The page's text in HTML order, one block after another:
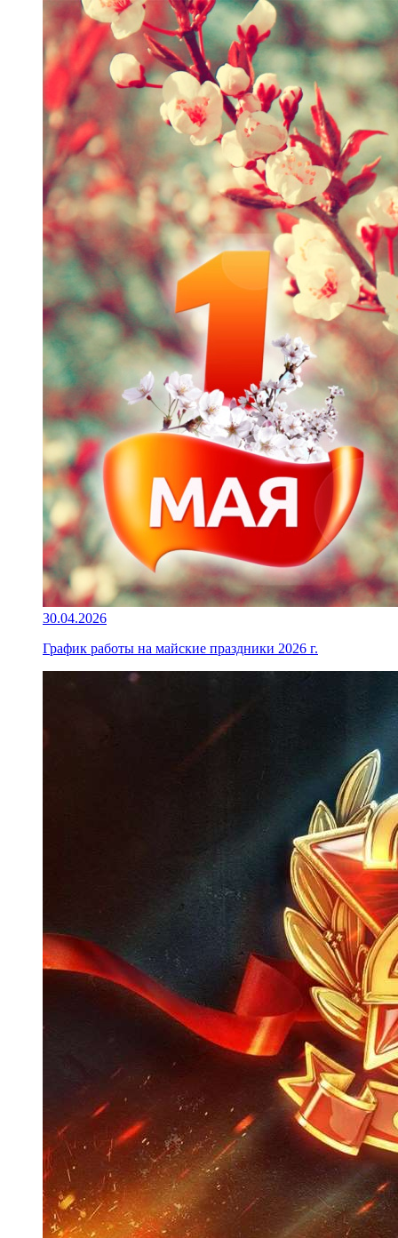
30.04.2026
График работы на майские праздники 2026 г.